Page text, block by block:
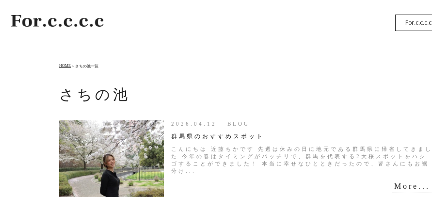
For.c.c.c.c
HOME さちの池一覧
さちの池
2026.04.12 BLOG
群馬県のおすすめスポット
こんにちは 近藤ちかです 先週は休みの日に地元である群馬県に帰省してきまし
た 今年の春はタイミングがバッチリで、群馬を代表する2大桜スポットをハシ
ゴすることができました！ 本当に幸せなひとときだったので、皆さんにもお裾
分け...
More...